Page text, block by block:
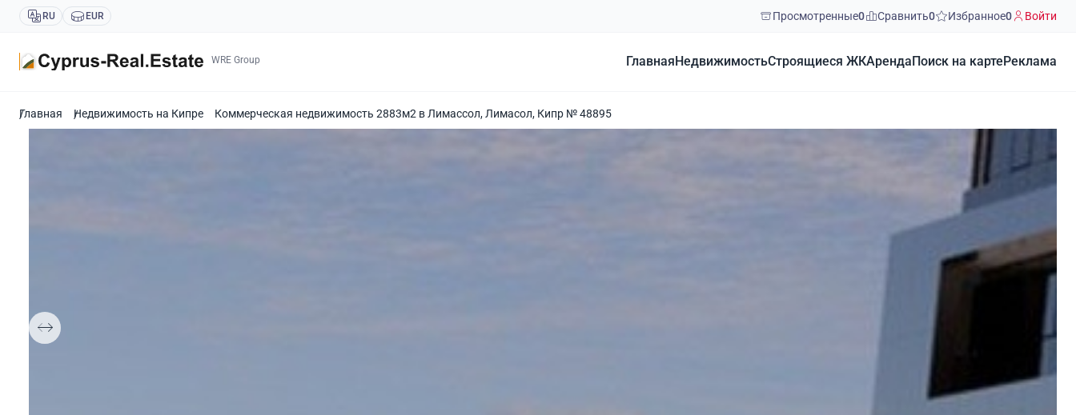
RU EUR Просмотренные0 Сравнить0 Избранное0 Войти
WRE Group Главная НедвижимостьСтроящиеся ЖКАренда Поиск на карте Реклама
Главная Недвижимость на Кипре Коммерческая недвижимость 2883м2 в Лимассол, Лимасол, Кипр № 48895